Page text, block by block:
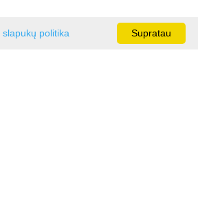
Supratau
slapukų politika